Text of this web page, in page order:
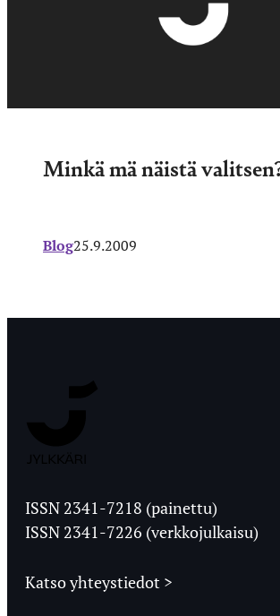
Minkä mä näistä
Blog25.9.2009
Ylioppilaslehti
ISSN 2341-7218 (painettu)
ISSN 2341-7226 (verkkojulkaisu)
Katso yhteystiedot >